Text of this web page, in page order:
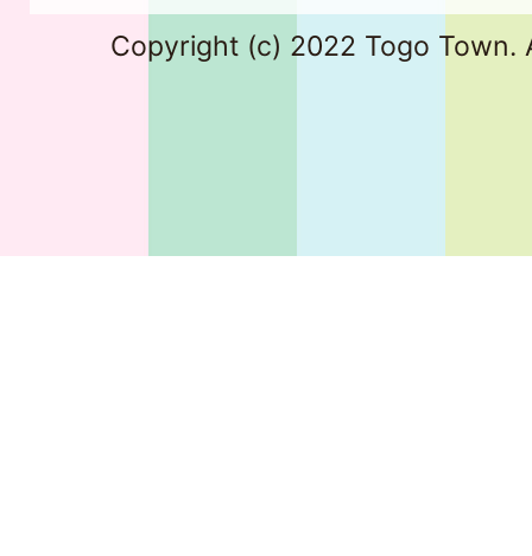
Copyright (c) 2022 Togo Town.